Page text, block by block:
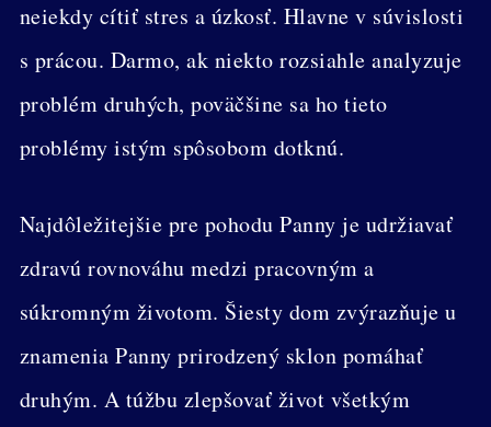
neiekdy cítiť stres a úzkosť. Hlavne v súvislosti
s prácou. Darmo, ak niekto rozsiahle analyzuje
problém druhých, poväčšine sa ho tieto
problémy istým spôsobom dotknú.
Najdôležitejšie pre pohodu Panny je udržiavať
zdravú rovnováhu medzi pracovným a
súkromným životom. Šiesty dom zvýrazňuje u
znamenia Panny prirodzený sklon pomáhať
druhým. A túžbu zlepšovať život všetkým